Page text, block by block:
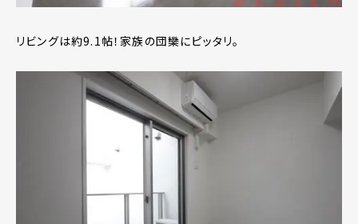
リビングは約9.1帖！家族の団欒にピッタリ。